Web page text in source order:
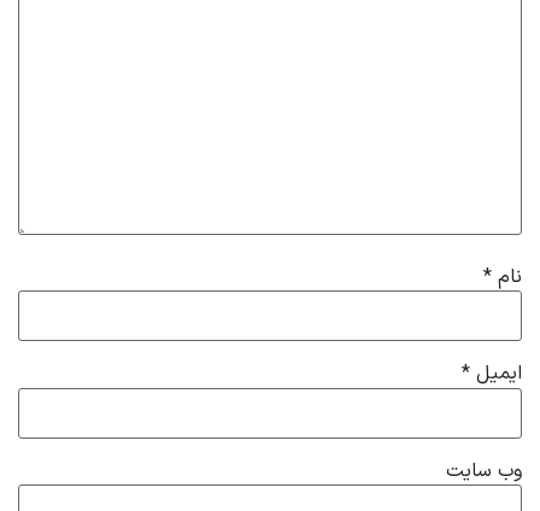
نام *
ایمیل *
وب‌ سایت